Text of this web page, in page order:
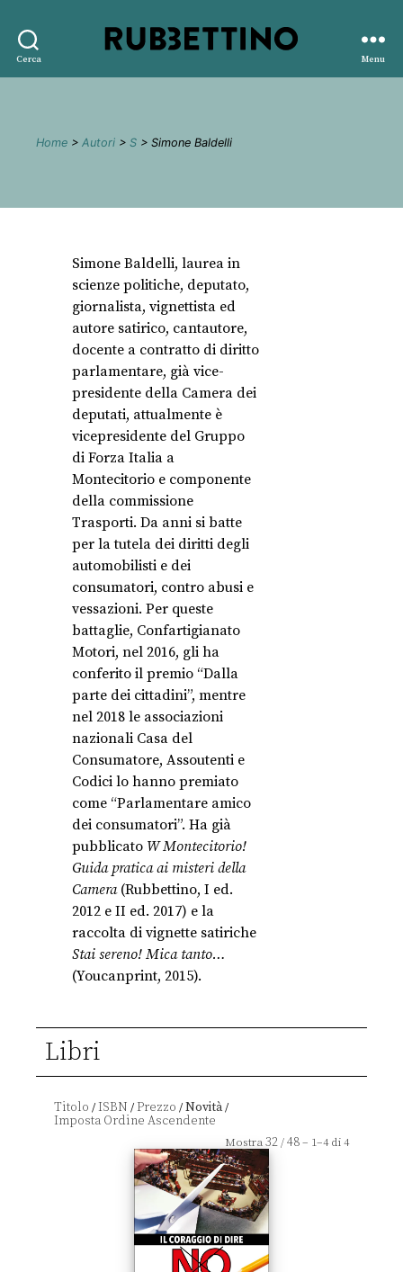
Cerca
editore
Menu
Home > Autori > S > Simone Baldelli
Simone Baldelli, laurea in
scienze politiche, deputato,
giornalista, vignettista ed
autore satirico, cantautore,
docente a contratto di diritto
parlamentare, già vice-
presidente della Camera dei
deputati, attualmente è
vicepresidente del Gruppo
di Forza Italia a
Montecitorio e componente
della commissione
Trasporti. Da anni si batte
per la tutela dei diritti degli
automobilisti e dei
consumatori, contro abusi e
vessazioni. Per queste
battaglie, Confartigianato
Motori, nel 2016, gli ha
conferito il premio “Dalla
parte dei cittadini”, mentre
nel 2018 le associazioni
nazionali Casa del
Consumatore, Assoutenti e
Codici lo hanno premiato
come “Parlamentare amico
dei consumatori”. Ha già
pubblicato W Montecitorio!
Guida pratica ai misteri della
Camera(Rubbettino, I ed.
2012 e II ed. 2017) e la
raccolta di vignette satiriche
Stai sereno! Mica tanto…
(Youcanprint, 2015).
Libri
Titolo /ISBN /Prezzo /Novità/
Mostra32/48– 1–4 di 4